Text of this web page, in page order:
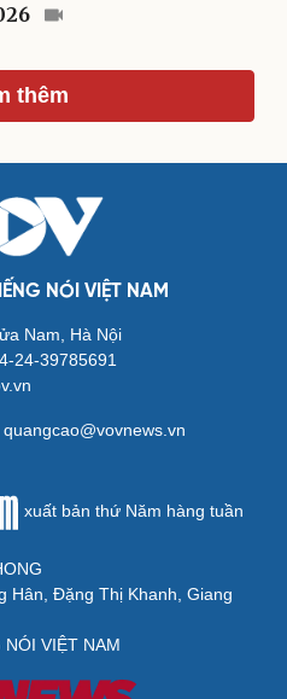
Podcast
Kể chuyện cho bé
Hạt giống tâm hồn
thêm
NÓI VIỆT NAM
Nam, Hà Nội
24-39785691
xuất bản thứ Năm hàng tuần
Hân, Đặng Thị Khanh, Giang
VIỆT NAM